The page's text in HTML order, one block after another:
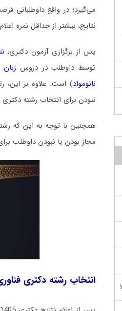
می‌گیرد؛ در واقع داوطلبانی
نتایج، بیشتر از حداقل نمره
پس از برگزاری آزمون دکتری،
توسط داوطلب در دروس
نانومواد) است. علاوه بر این،
نبودن برای انتخاب رشته دکتری
همچنین با توجه به این که رشته
مجاز بودن یا نبودن داوطلب
انتخاب رشته دکتری